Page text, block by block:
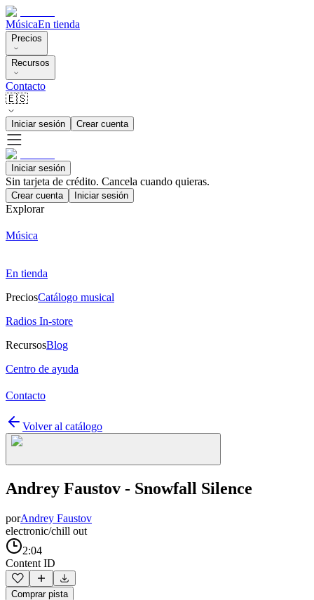
MúsicaEn tienda
Precios
Recursos
Contacto
🇪🇸
Iniciar sesión Crear cuenta
Iniciar sesión
Sin tarjeta de crédito. Cancela cuando quieras.
Crear cuenta Iniciar sesión
Explorar
Música
En tienda
PreciosCatálogo musical
Radios In-store
RecursosBlog
Centro de ayuda
Contacto
Volver al catálogo
Andrey Faustov - Snowfall Silence
porAndrey Faustov
electronic/chill out
2:04
Content ID
Comprar pista